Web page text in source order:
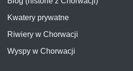
Kwatery prywatne
Riwiery w Chorwacji
Wyspy w Chorwacji